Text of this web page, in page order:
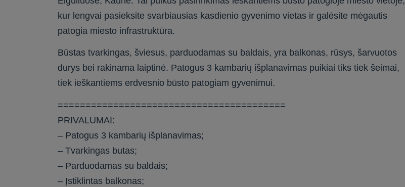
kur lengvai pasieksite svarbiausias kasdienio gyvenimo vietas ir galėsite mėgautis
patogia miesto infrastruktūra.
Būstas tvarkingas, šviesus, parduodamas su baldais, yra balkonas, rūsys, šarvuotos
durys bei rakinama laiptinė. Patogus 3 kambarių išplanavimas puikiai tiks tiek šeimai,
tiek ieškantiems erdvesnio būsto patogiam gyvenimui.
=========================================
PRIVALUMAI:
– Patogus 3 kambarių išplanavimas;
– Tvarkingas butas;
– Parduodamas su baldais;
– Įstiklintas balkonas;